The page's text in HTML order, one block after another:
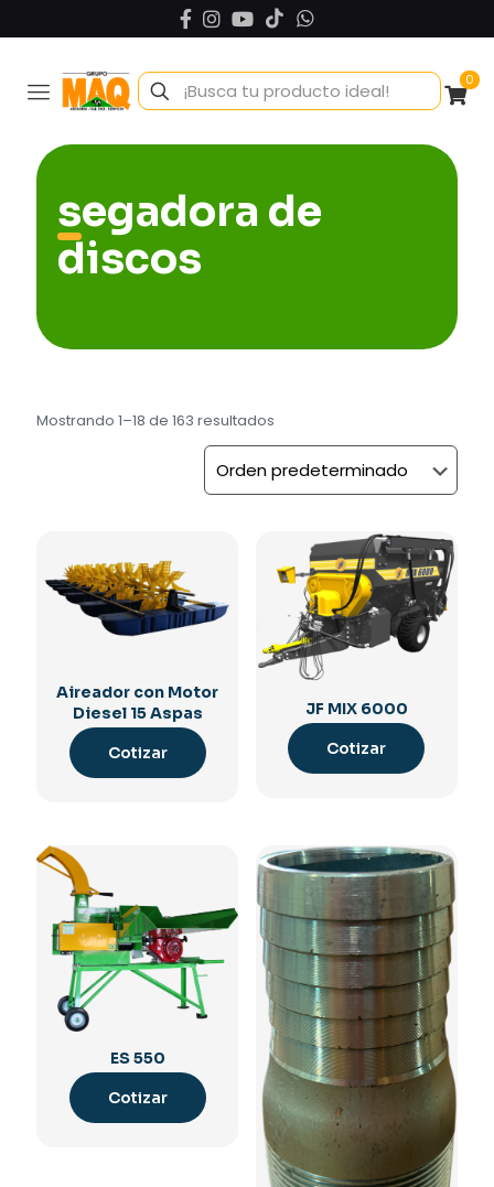
0
segadora de
discos
Mostrando 1–18 de 163 resultados
Aireador con Motor
Diesel 15 Aspas
Cotizar
JF MIX 6000
Cotizar
ES 550
Cotizar